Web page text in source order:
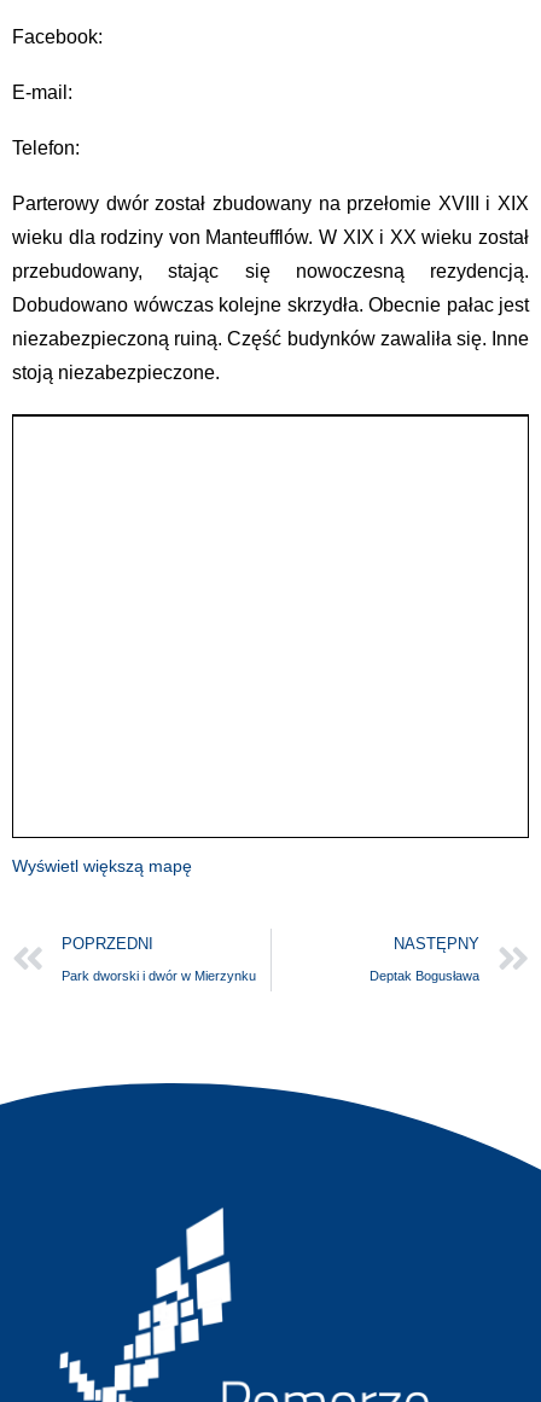
Facebook:
E-mail:
Telefon:
Parterowy dwór został zbudowany na przełomie XVIII i XIX
wieku dla rodziny von Manteufflów. W XIX i XX wieku został
przebudowany, stając się nowoczesną rezydencją.
Dobudowano wówczas kolejne skrzydła. Obecnie pałac jest
niezabezpieczoną ruiną. Część budynków zawaliła się. Inne
stoją niezabezpieczone.
Wyświetl większą mapę
POPRZEDNI
Park dworski i dwór w Mierzynku
NASTĘPNY
Deptak Bogusława